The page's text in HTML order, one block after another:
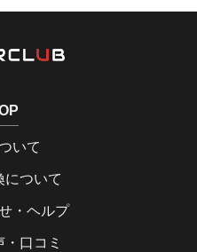
いて
について
・ヘルプ
口コミ